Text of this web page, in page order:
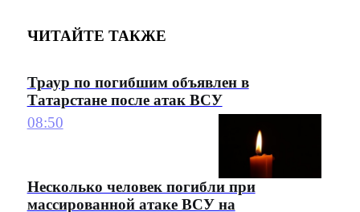
ЧИТАЙТЕ ТАКЖЕ
Траур по погибшим объявлен в
Татарстане после атак ВСУ
08:50
Несколько человек погибли при
массированной атаке ВСУ на